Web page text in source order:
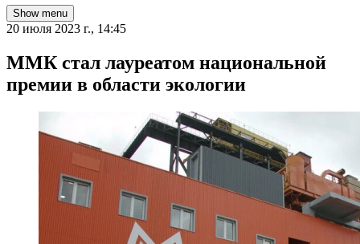
Show menu
20 июля 2023 г., 14:45
ММК стал лауреатом национальной
премии в области экологии